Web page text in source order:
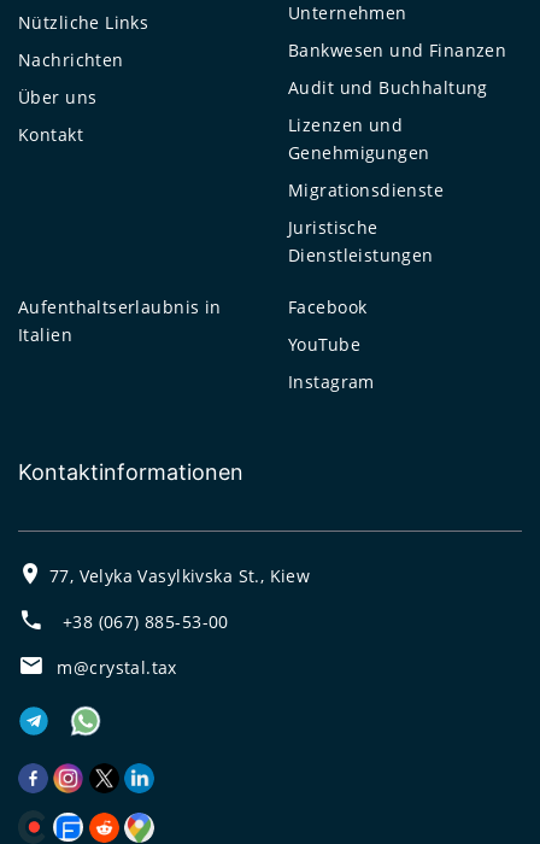
Nützliche Links
Nachrichten
Über uns
Kontakt
Unternehmen
Bankwesen und Finanzen
Audit und Buchhaltung
Lizenzen und
Genehmigungen
Migrationsdienste
Juristische
Dienstleistungen
Aufenthaltserlaubnis in
Italien
Facebook
YouTube
Instagram
Kontaktinformationen
77, Velyka Vasylkivska St., Kiew
+38 (067) 885-53-00
m@crystal.tax